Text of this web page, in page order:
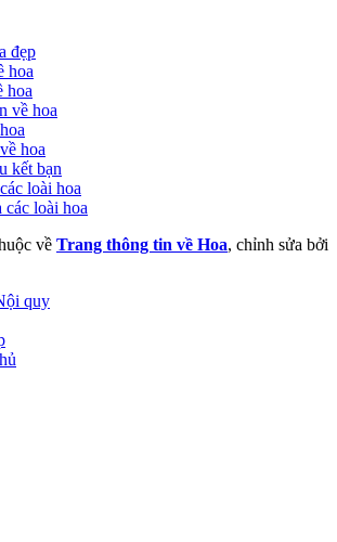
đẹp
hoa
hoa
về hoa
hoa
kết bạn
loài hoa
các loài hoa
về Trang thông tin về Hoa, chỉnh sửa bởi
quy